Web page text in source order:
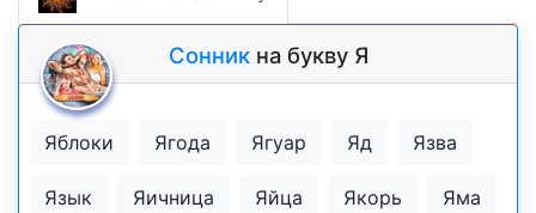
Сонник на букву Я
Яблоки Ягода Ягуар Яд Язва
Язык Яичница Яйца Якорь Яма